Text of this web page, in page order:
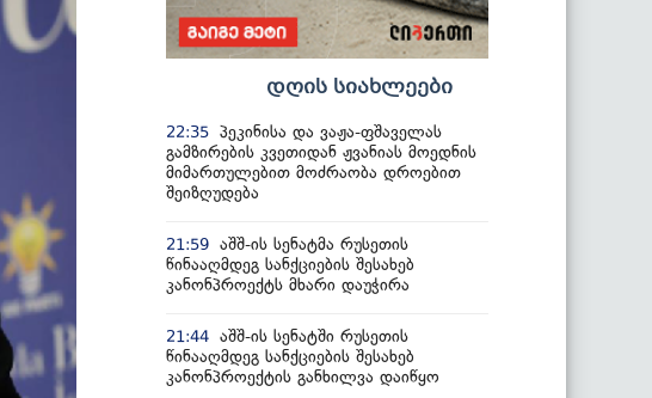
დღის სიახლეები
22:35 პეკინისა და ვაჟა-ფშაველას
გამზირების კვეთიდან ჟვანიას მოედნის
მიმართულებით მოძრაობა დროებით
შეიზღუდება
21:59 აშშ-ის სენატმა რუსეთის
წინააღმდეგ სანქციების შესახებ
კანონპროექტს მხარი დაუჭირა
21:44 აშშ-ის სენატში რუსეთის
წინააღმდეგ სანქციების შესახებ
კანონპროექტის განხილვა დაიწყო